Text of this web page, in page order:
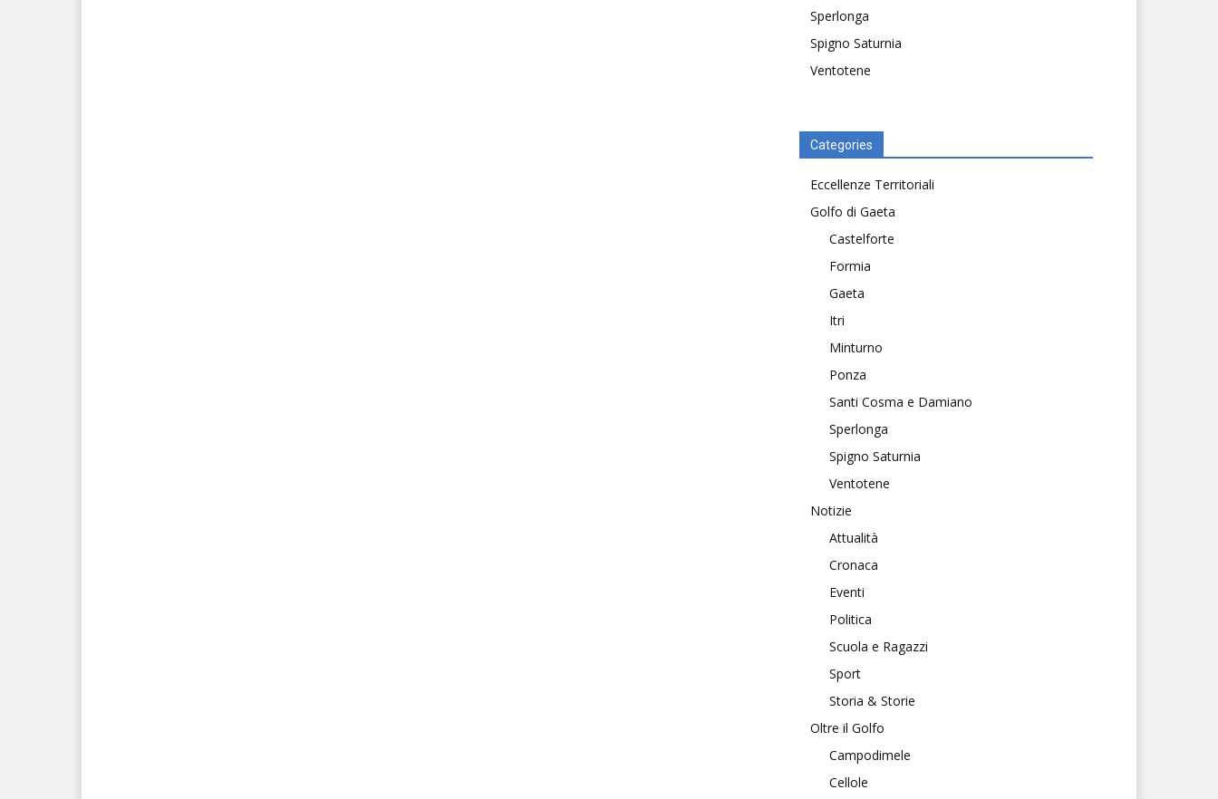
Sperlonga
Spigno Saturnia
Ventotene
Categories
Eccellenze Territoriali
Golfo di Gaeta
Castelforte
Formia
Gaeta
Itri
Minturno
Ponza
Santi Cosma e Damiano
Sperlonga
Spigno Saturnia
Ventotene
Notizie
Attualità
Cronaca
Eventi
Politica
Scuola e Ragazzi
Sport
Storia & Storie
Oltre il Golfo
Campodimele
Cellole